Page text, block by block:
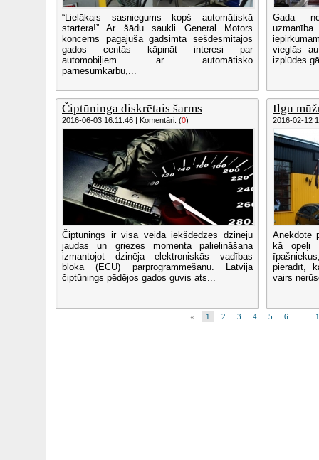
“Lielākais sasniegums kopš automātiskā
startera!” Ar šādu saukli General Motors
koncerns pagājušā gadsimta sešdesmitajos
gados centās kāpināt interesi par
automobiļiem ar automātisko
pārnesumkārbu,...
Gada
vieglās
izplūdes
Čiptūninga diskrētais šarms
2016-06-03 16:11:46 | Komentāri: (0)
Čiptūnings ir visa veida iekšdedzes dzinēju
jaudas un griezes momenta palielināšana
izmantojot dzinēja elektroniskās vadības
bloka (ECU) pārprogrammēšanu. Latvijā
čiptūnings pēdējos gados guvis ats...
Ilgu
2016-02-12
Anekdote
kā opeļi
pierādīt,
vairs
« 1 2 3 4 5 6